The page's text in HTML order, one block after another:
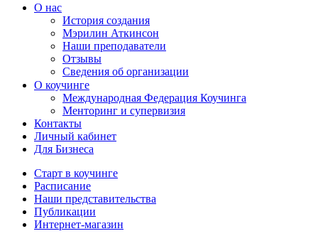
О нас
История создания
Мэрилин Аткинсон
Наши преподаватели
Отзывы
Сведения об организации
О коучинге
Международная Федерация Коучинга
Менторинг и супервизия
Контакты
Личный кабинет
Для Бизнеса
Старт в коучинге
Расписание
Наши представительства
Публикации
Интернет-магазин